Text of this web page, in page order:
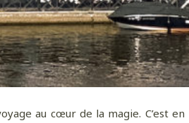
au cœur de la magie. C’est